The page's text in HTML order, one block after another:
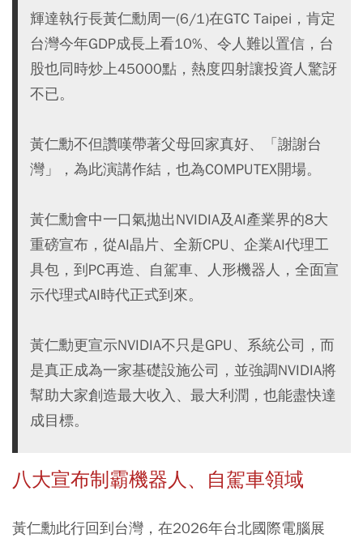
輝達執行長黃仁勳周一(6/1)在GTC Taipei，肯定
台灣今年GDP成長上看10%、令人難以置信，台
股也同時炒上45000點，熱度四射讓投資人驚訝
不已。
黃仁勳不但讚嘆帶著父母回家真好、「謝謝台
灣」，為此演講作結，也為COMPUTEX開場。
黃仁勳會中一口氣拋出NVIDIA及AI產業界的8大
重磅宣布，從AI晶片、全新CPU、企業AI代理工
具包，到PC再造、自駕車、人形機器人，全面宣
示代理式AI時代正式到來。
黃仁勳更宣示NVIDIA不只是GPU、系統公司，而
是真正成為一家基礎設施公司，並強調NVIDIA將
幫助大家創造最大收入、最大利潤，也能盡快達
成目標。
八大宣布制霸機器人、自駕車領域
黃仁勳此行回到台灣，在2026年台北國際電腦展